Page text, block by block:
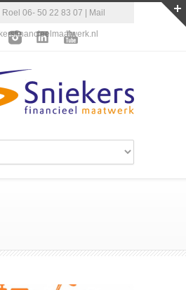
06- 50 22 83 07 | Mail